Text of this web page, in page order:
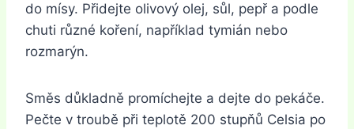
do mísy. Přidejte olivový olej, sůl, pepř a podle
chuti různé koření, například tymián nebo
rozmarýn.
Směs důkladně promíchejte a dejte do pekáče.
Pečte v troubě při teplotě 200 stupňů Celsia po